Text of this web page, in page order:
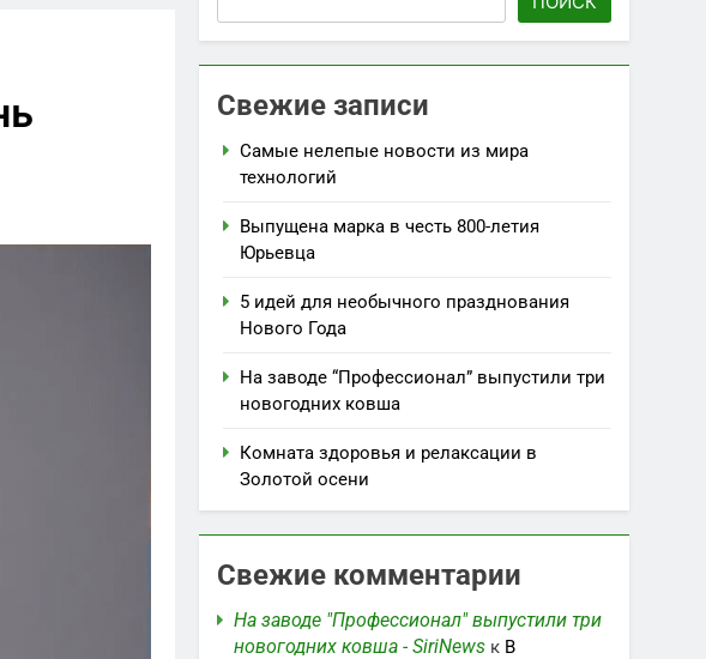
Свежие записи
Самые нелепые новости из мира
технологий
Выпущена марка в честь 800-летия
Юрьевца
5 идей для необычного празднования
Нового Года
На заводе “Профессионал” выпустили три
новогодних ковша
Комната здоровья и релаксации в
Золотой осени
Свежие комментарии
На заводе "Профессионал" выпустили три
новогодних ковша - SiriNews к В